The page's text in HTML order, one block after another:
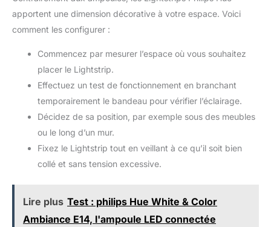
apportent une dimension décorative à votre espace. Voici
comment les configurer :
Commencez par mesurer l’espace où vous souhaitez
placer le Lightstrip.
Effectuez un test de fonctionnement en branchant
temporairement le bandeau pour vérifier l’éclairage.
Décidez de sa position, par exemple sous des meubles
ou le long d’un mur.
Fixez le Lightstrip tout en veillant à ce qu’il soit bien
collé et sans tension excessive.
Lire plus Test : philips Hue White & Color
Ambiance E14, l'ampoule LED connectée